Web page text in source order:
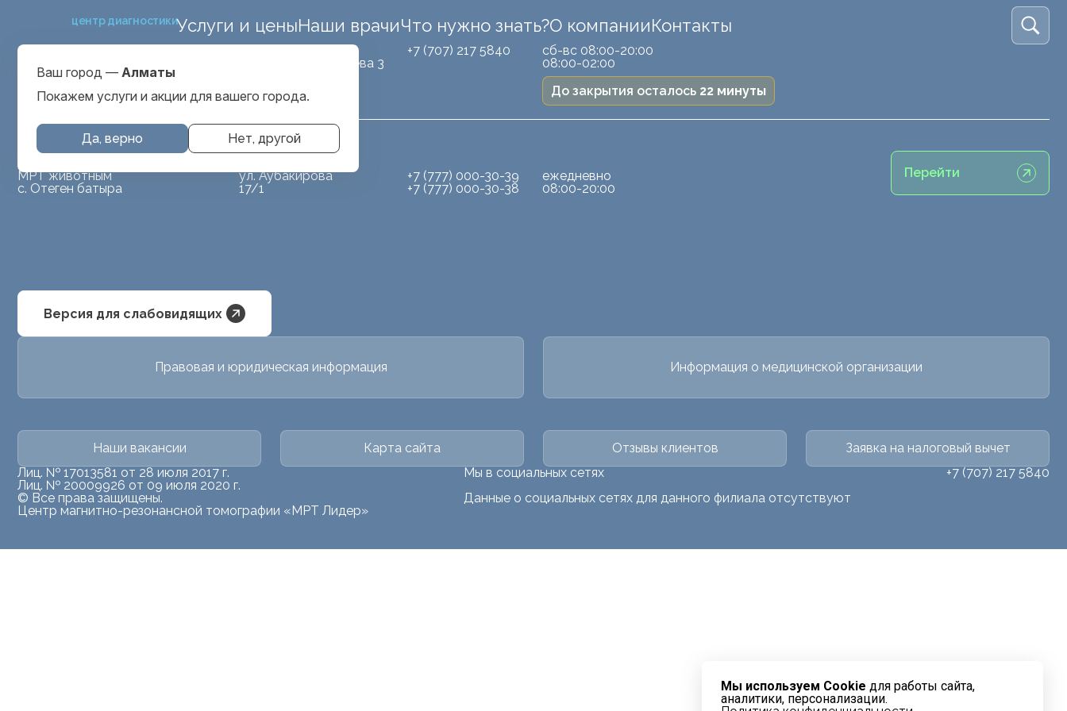
центр диагностикиУслуги и ценыНаши врачиЧто нужно знать?О компанииКонтакты
Выбрать город
Алматы
МРТ животным
с. Отеген батыра
ул. Макатаева 127Б
проспект Серкебаева 3
ул. Аубакирова
17/1
+7 (707) 217 5840
+7 (777) 000-30-39
+7 (777) 000-30-38
сб-вс 08:00-20:00
08:00-02:00
До закрытия осталось 22 минуты
ежедневно
08:00-20:00
Перейти
Ваш город — Алматы
Покажем услуги и акции для вашего города.
Да, верно Нет, другой
Мы используем Cookie для работы сайта,
аналитики, персонализации.
Версия для слабовидящих
Правовая и юридическая информация
Наши вакансии Карта сайта
Информация о медицинской организации
Отзывы клиентов
Заявка на налоговый вычет
Лиц. № 17013581 от 28 июля 2017 г.
Лиц. № 20009926 от 09 июля 2020 г.
© Все права защищены.
Центр магнитно-резонансной томографии «МРТ Лидер»
Мы в социальных сетях
Данные о социальных сетях для данного филиала отсутствуют
+7 (707) 217 5840